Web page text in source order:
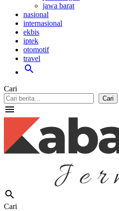
jawa barat
nasional
internasional
ekbis
iptek
otomotif
travel
search
Cari
Cari
menu
search
Cari